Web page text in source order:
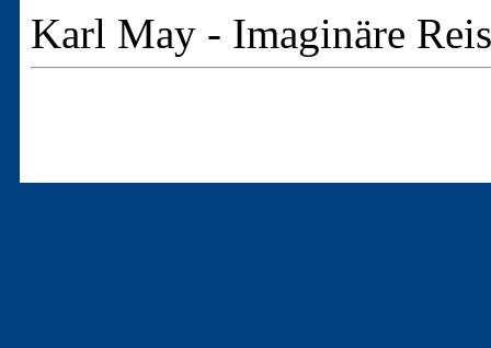
Karl May - Imaginäre